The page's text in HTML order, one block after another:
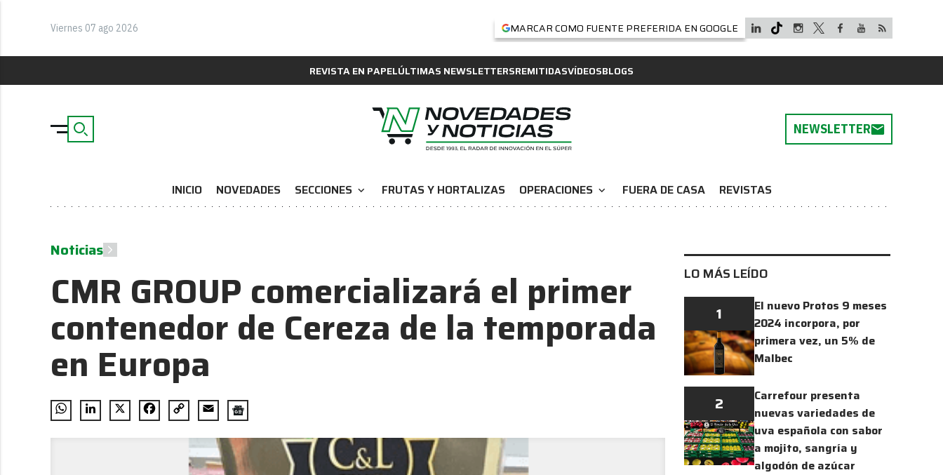
Viernes 07 ago 2026 MARCAR COMO FUENTE PREFERIDA EN GOOGLE
REVISTA EN PAPELÚLTIMAS NEWSLETTERSREMITIDASVÍDEOSBLOGS
NEWSLETTER
INICIO NOVEDADES SECCIONES expand_more FRUTAS Y HORTALIZAS OPERACIONES expand_more FUERA DE CASA REVISTAS
Noticias
CMR GROUP comercializará el primer
contenedor de Cereza de la temporada
en Europa
WhatsAppLinkedIn
X FacebookCopy
Email
LO MÁS LEÍDO
1
El nuevo Protos 9 meses
2024 incorpora, por
primera vez, un 5% de
Malbec
2
Carrefour presenta
nuevas variedades de
uva española con sabor
a mojito, sangría y
algodón de azúcar